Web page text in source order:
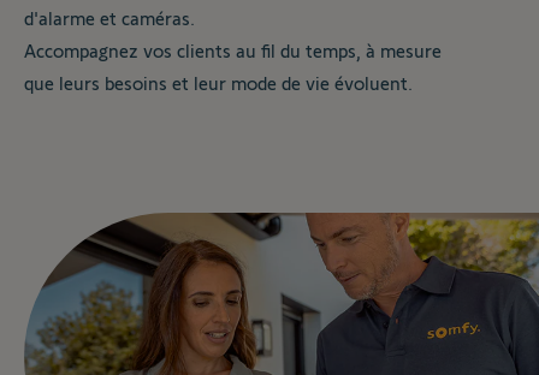
d'alarme et caméras.
Accompagnez vos clients au fil du temps, à mesure
que leurs besoins et leur mode de vie évoluent.